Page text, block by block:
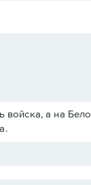
а на